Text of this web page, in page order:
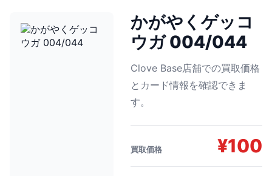
かがやくゲッコ
ウガ 004/044
Clove Base店舗での買取価格
とカード情報を確認できま
す。
買取価格 ¥100